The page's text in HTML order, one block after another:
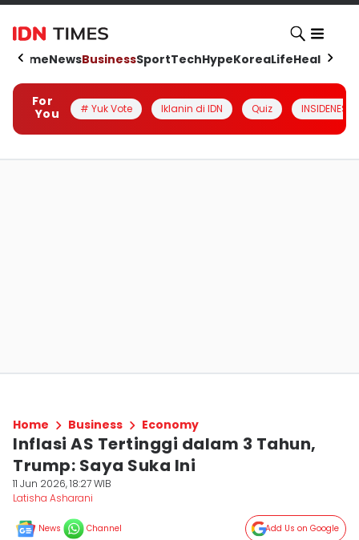
HomeNewsBusinessSportTechHypeKoreaLifeHealth
For
You
# Yuk Vote Iklanin di IDN Quiz INSIDENESIA
Home Business Economy
Inflasi AS Tertinggi dalam 3 Tahun,
Trump: Saya Suka Ini
11 Jun 2026, 18:27 WIB
Latisha Asharani
News Channel Add Us on Google